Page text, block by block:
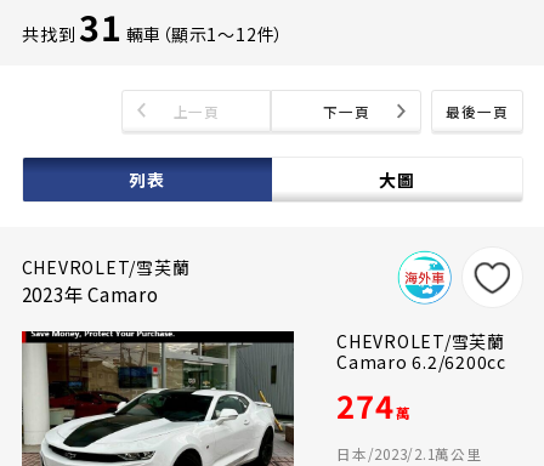
共找到 31 輛車（顯示1〜12件）
最後一頁
上一頁 下一頁
列表 大圖
CHEVROLET/雪芙蘭
2023年 Camaro
CHEVROLET/雪芙蘭
Camaro 6.2/6200cc
274萬
日本/2023/2.1萬公里